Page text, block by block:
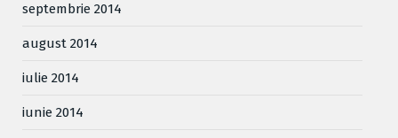
septembrie 2014
august 2014
iulie 2014
iunie 2014